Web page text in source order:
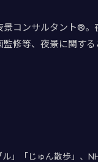
コンサルタント®
修等、夜景に関する
」「じゅん散歩」、